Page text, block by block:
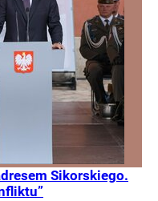
Sikorskiego.